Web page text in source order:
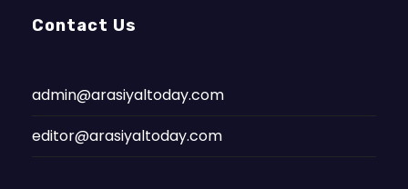
Contact Us
admin@arasiyaltoday.com
editor@arasiyaltoday.com